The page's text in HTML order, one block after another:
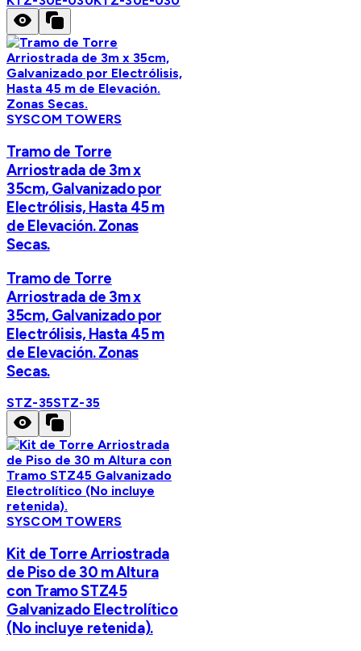
SYSCOM TOWERS
Tramo de Torre
Arriostrada de 3m x
35cm, Galvanizado por
Electrólisis, Hasta 45 m
de Elevación. Zonas
Secas.
Tramo de Torre
Arriostrada de 3m x
35cm, Galvanizado por
Electrólisis, Hasta 45 m
de Elevación. Zonas
Secas.
STZ-35STZ-35
SYSCOM TOWERS
Kit de Torre Arriostrada
de Piso de 30 m Altura
con Tramo STZ45
Galvanizado Electrolítico
(No incluye retenida).